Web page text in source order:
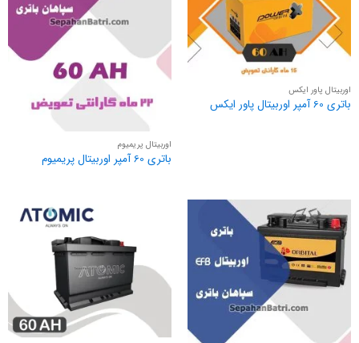
اوربیتال پاور ایکس
باتری 60 آمپر اوربیتال پاور ایکس
اوربیتال پریمیوم
باتری 60 آمپر اوربیتال پریمیوم